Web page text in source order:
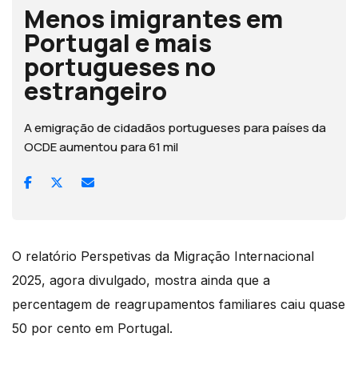
Menos imigrantes em
Portugal e mais
portugueses no
estrangeiro
A emigração de cidadãos portugueses para países da
OCDE aumentou para 61 mil
O relatório Perspetivas da Migração Internacional
2025, agora divulgado, mostra ainda que a
percentagem de reagrupamentos familiares caiu quase
50 por cento em Portugal.